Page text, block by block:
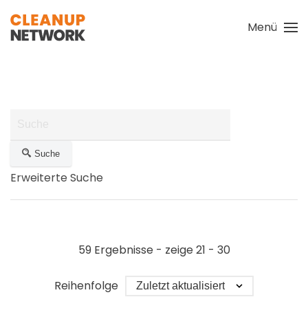
Zum Hauptinhalt springen
Menü
Suche
Erweiterte Suche
59 Ergebnisse - zeige 21 - 30
Reihenfolge